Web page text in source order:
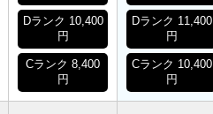
Dランク 10,400
円
Cランク 8,400
円
Dランク 11,400
円
Cランク 10,400
円